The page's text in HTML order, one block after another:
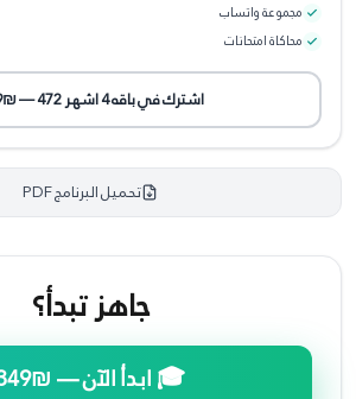
مجموعة واتساب
محاكاة امتحانات
اشترك فيباقه 4 اشهر 472 —
₪799
تحميل البرنامج PDF
جاهز تبدأ؟
🎓 ابدأ الآن —₪349